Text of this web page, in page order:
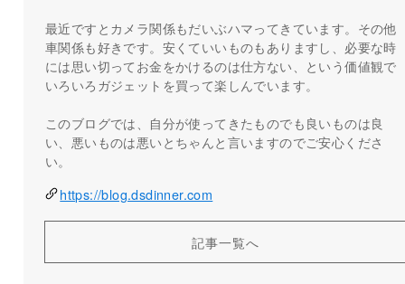
最近ですとカメラ関係もだいぶハマってきています。その他
車関係も好きです。安くていいものもありますし、必要な時
には思い切ってお金をかけるのは仕方ない、という価値観で
いろいろガジェットを買って楽しんでいます。
このブログでは、自分が使ってきたものでも良いものは良
い、悪いものは悪いとちゃんと言いますのでご安心くださ
い。
https://blog.dsdinner.com
記事一覧へ